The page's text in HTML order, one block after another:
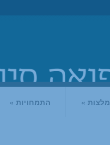
» התמחויות »